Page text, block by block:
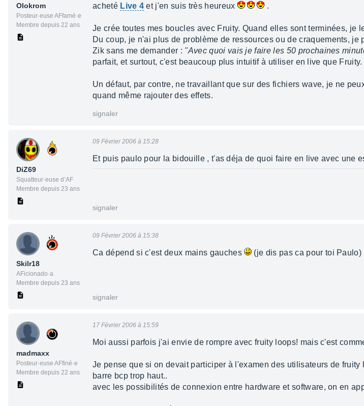
Olokrom
Posteur·euse AFfamé·e
Membre depuis 22 ans
acheté Live 4 et j'en suis très heureux .
Je crée toutes mes boucles avec Fruity. Quand elles sont terminées, je
Du coup, je n'ai plus de problème de ressources ou de craquements,
Zik sans me demander : "Avec quoi vais je faire les 50 prochaines
parfait, et surtout, c'est beaucoup plus intuitif à utiliser en live que Fruity.
Un défaut, par contre, ne travaillant que sur des fichiers wave, je ne
quand même rajouter des effets.
signaler
DiZ69
Squatteur·euse d’AF
Membre depuis 23 ans
09 Février 2006 à 15:28
Et puis paulo pour la bidouille , t'as déja de quoi faire en live avec une
signaler
Skilr18
AFicionado·a
Membre depuis 23 ans
09 Février 2006 à 15:38
Ca dépend si c'est deux mains gauches (je dis pas ca pour toi Paulo)
signaler
madmaxx
Posteur·euse AFfiné·e
Membre depuis 22 ans
17 Février 2006 à 15:59
Moi aussi parfois j'ai envie de rompre avec fruity loops! mais c'est
Je pense que si on devait participer à l'examen des utilisateurs de
barre bcp trop haut..
avec les possibilités de connexion entre hardware et software, on en